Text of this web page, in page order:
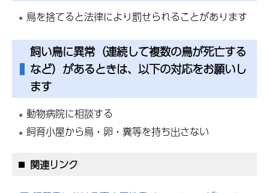
鳥を捨てると法律により罰せられることがあります
飼い鳥に異常（連続して複数の鳥が死亡する
など）があるときは、以下の対応をお願いし
ます
動物病院に相談する
飼育小屋から鳥・卵・糞等を持ち出さない
関連リンク